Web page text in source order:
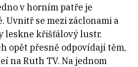
v horním patře je
Uvnitř se mezi záclonami a
leskne křišťálový lustr.
opět přesně odpovídají těm,
na Ruth TV. Na jednom